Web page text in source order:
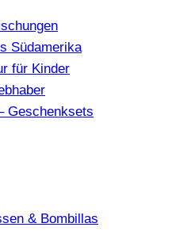
Südamerika
für Kinder
Geschenksets
& Bombillas